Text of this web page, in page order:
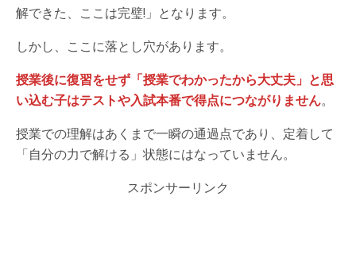
解できた、ここは完璧!」となります。
しかし、ここに落とし穴があります。
授業後に復習をせず「授業でわかったから大丈夫」と思
い込む子はテストや入試本番で得点につながりません。
授業での理解はあくまで一瞬の通過点であり、定着して
「自分の力で解ける」状態にはなっていません。
スポンサーリンク